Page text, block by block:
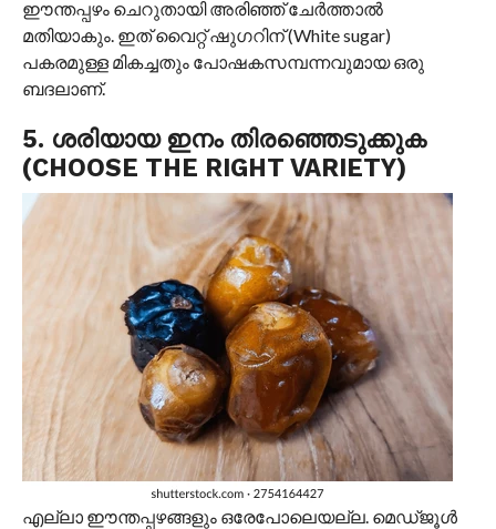
ഈന്തപ്പഴം ചെറുതായി അരിഞ്ഞ് ചേർത്താൽ
മതിയാകും. ഇത് വൈറ്റ് ഷുഗറിന് (White sugar)
പകരമുള്ള മികച്ചതും പോഷകസമ്പന്നവുമായ ഒരു
ബദലാണ്.
5. ശരിയായ ഇനം തിരഞ്ഞെടുക്കുക
(CHOOSE THE RIGHT VARIETY)
എല്ലാ ഈന്തപ്പഴങ്ങളും ഒരേപോലെയല്ല. മെഡ്ജൂൾ